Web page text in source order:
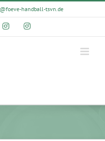
handball-tsvn.de
InstagramInstagram